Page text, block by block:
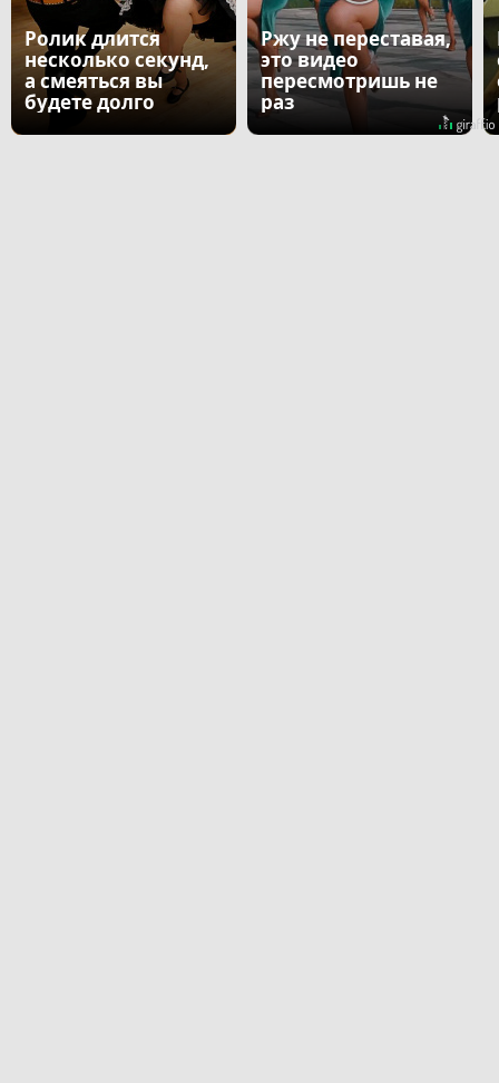
Ролик длится
несколько секунд,
а смеяться вы
будете долго
Ржу не переставая,
это видео
пересмотришь не
раз